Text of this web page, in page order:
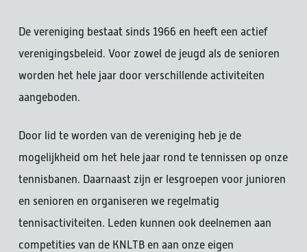
De vereniging bestaat sinds 1966 en heeft een actief
verenigingsbeleid. Voor zowel de jeugd als de senioren
worden het hele jaar door verschillende activiteiten
aangeboden.
Door lid te worden van de vereniging heb je de
mogelijkheid om het hele jaar rond te tennissen op onze
tennisbanen. Daarnaast zijn er lesgroepen voor junioren
en senioren en organiseren we regelmatig
tennisactiviteiten. Leden kunnen ook deelnemen aan
competities van de KNLTB en aan onze eigen